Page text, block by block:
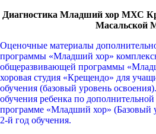
Диагностика Младший хор МХС
Масальской
Оценочные материалы
программы «Младший хор»
общеразвивающей программы
хоровая студия «Крещендо» для
обучения (базовый уровень
обучения ребенка по
программе «Младший хор» (Базовый
2-й год обучения.